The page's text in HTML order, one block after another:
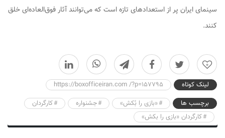
سینمای ایران پر از استعدادهای تازه است که می‌توانند آثار فوق‌العاده‌ای خلق
کنند.
0
لینک کوتاه
https://boxofficeiran.com /?p=157795
برچسب ها
«بازی را بُکش» جشنواره
کارگردان
کارگردان «بازی را بکش»